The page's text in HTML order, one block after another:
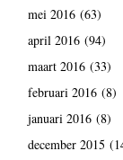
mei 2016(63)
april 2016(94)
maart 2016(33)
februari 2016(8)
januari 2016(8)
december 2015